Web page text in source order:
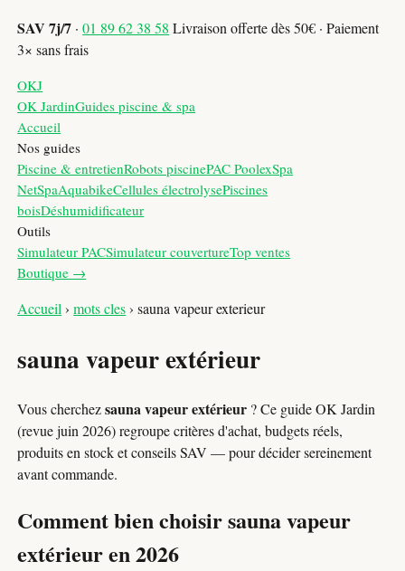
SAV 7j/7 ·01 89 62 38 58 Livraison offerte dès 50€ · Paiement
3× sans frais
OKJ
OK JardinGuides piscine & spa
Accueil
Nos guides
Piscine & entretienRobots piscinePAC PoolexSpa
NetSpaAquabikeCellules électrolysePiscines
boisDéshumidificateur
Outils
Simulateur PACSimulateur couvertureTop ventes
Boutique →
Accueil ›mots cles›sauna vapeur exterieur
sauna vapeur extérieur
Vous cherchezsauna vapeur extérieur ? Ce guide OK Jardin
(revue juin 2026) regroupe critères d'achat, budgets réels,
produits en stock et conseils SAV — pour décider sereinement
avant commande.
Comment bien choisir sauna vapeur
extérieur en 2026